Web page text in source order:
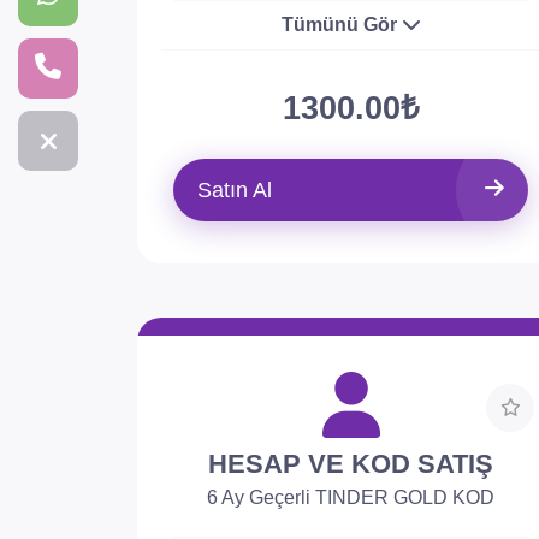
Tümünü Gör
1300.00₺
Satın Al
HESAP VE KOD SATIŞ
6 Ay Geçerli TINDER GOLD KOD